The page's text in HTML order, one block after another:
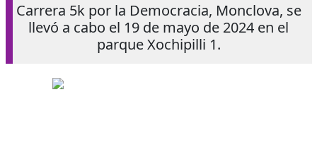
Carrera 5k por la Democracia, Monclova, se
llevó a cabo el 19 de mayo de 2024 en el
parque Xochipilli 1.